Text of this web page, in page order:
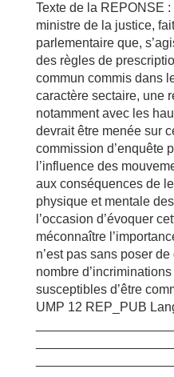
Texte de la REPONSE
ministre de la justice,
parlementaire que,
des règles de
commun commis dans
caractère sectaire, une
notamment avec les
devrait être menée sur
commission d’enquête
l’influence des
aux conséquences de
physique et mentale
l’occasion d’évoquer
méconnaître
n’est pas sans poser
nombre
susceptibles d’être
UMP 12 REP_PUB